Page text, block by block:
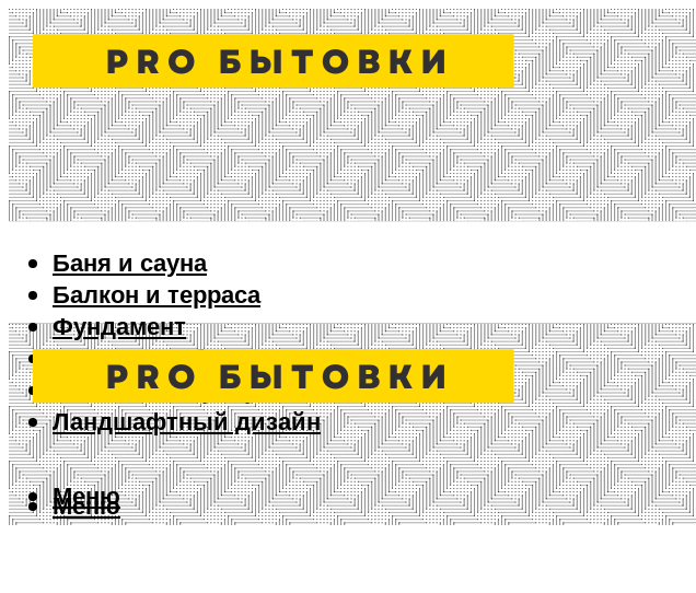
Баня и сауна
Балкон и терраса
Фундамент
Ворота и забор
Дизайн интерьера
Ландшафтный дизайн
Меню
Меню